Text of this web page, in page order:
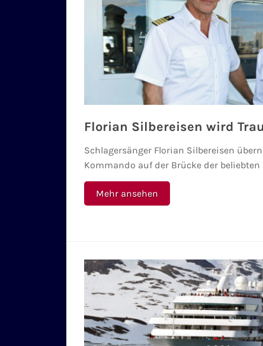
Florian Silbereisen wird
Schlagersänger Florian Silbereisen
Kommando auf der Brücke der beliebten
Mehr ansehen